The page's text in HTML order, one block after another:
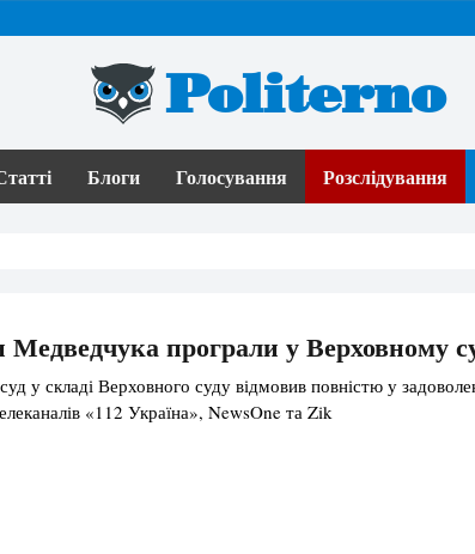
Politerno
Блоги Голосування Розслідування
Медведчука програли у Верховному
у складі Верховного суду відмовив повністю у
«112 Україна», NewsOne та Zik